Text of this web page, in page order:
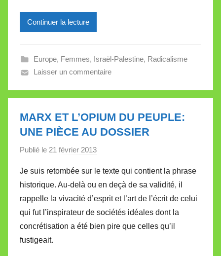
V
a
l
t
Continuer la lecture
Europe, Femmes, Israël-Palestine, Radicalisme
Laisser un commentaire
MARX ET L’OPIUM DU PEUPLE:
UNE PIÈCE AU DOSSIER
Publié le 21 février 2013
r
M
i
r
e
Je suis retombée sur le texte qui contient la phrase
historique. Au-delà ou en deçà de sa validité, il
rappelle la vivacité d’esprit et l’art de l’écrit de celui
qui fut l’inspirateur de sociétés idéales dont la
concrétisation a été bien pire que celles qu’il
fustigeait.